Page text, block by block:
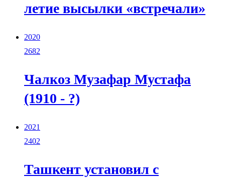
летие высылки «встречали»
2020
2682
Чалкоз Музафар Мустафа
(1910 - ?)
2021
2402
Ташкент установил с